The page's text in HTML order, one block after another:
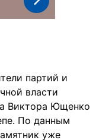
партий и
власти
Виктора Ющенко
По данным
уже